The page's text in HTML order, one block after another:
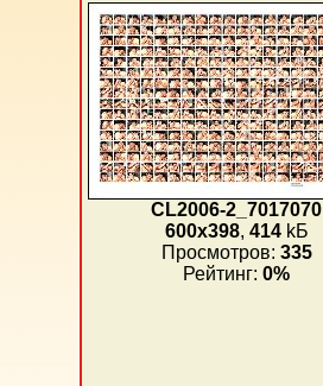
CL2006-2_7017070
600x398, 414kБ
Просмотров: 335
Рейтинг: 0%